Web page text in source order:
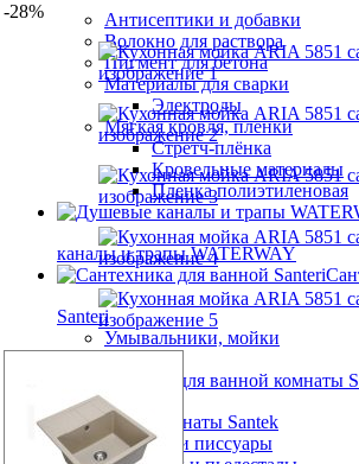
Антисептики и добавки
Волокно для раствора
Пигмент для бетона
Материалы для сварки
Электроды
Мягкая кровля, пленки
Стретч-плёнка
Кровельные материалы
Пленка полиэтиленовая
каналы и трапы WATERWAY
Santeri
Умывальники, мойки
для ванной комнаты Santek
Унитазы и писсуары
-28%